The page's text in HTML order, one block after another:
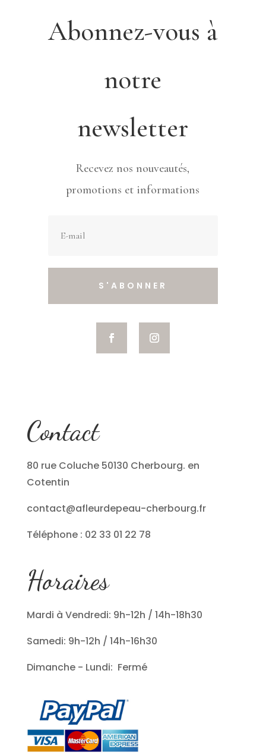
Abonnez-vous à
notre
newsletter
Recevez nos nouveautés,
promotions et informations
S'ABONNER
Contact
80 rue Coluche 50130 Cherbourg. en
Cotentin
contact@afleurdepeau-cherbourg.fr
Téléphone : 02 33 01 22 78
Horaires
Mardi à Vendredi: 9h-12h / 14h-18h30
Samedi: 9h-12h / 14h-16h30
Dimanche - Lundi: Fermé